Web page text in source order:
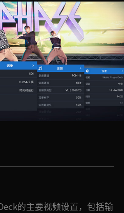
的主要视频设置，包括输